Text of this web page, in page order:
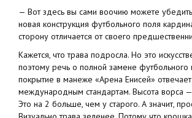
— Вот здесь вы сами воочию можете
новая конструкция футбольного поля
сторону отличается от своего
Кажется, что трава подросла. Но это
поэтому речь о полной замене футбольного
покрытие в манеже «Арена Енисей» отвечает
международным стандартам. Высота ворса
Это на 2 больше, чем у старого. А значит,